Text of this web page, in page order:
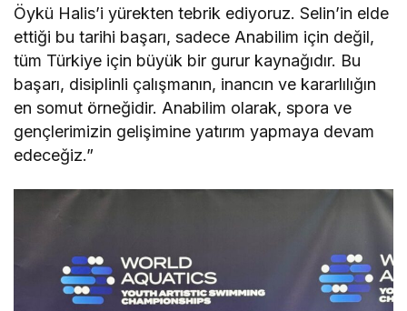
Öykü Halis’i yürekten tebrik ediyoruz. Selin’in elde
ettiği bu tarihi başarı, sadece Anabilim için değil,
tüm Türkiye için büyük bir gurur kaynağıdır. Bu
başarı, disiplinli çalışmanın, inancın ve kararlılığın
en somut örneğidir. Anabilim olarak, spora ve
gençlerimizin gelişimine yatırım yapmaya devam
edeceğiz.”